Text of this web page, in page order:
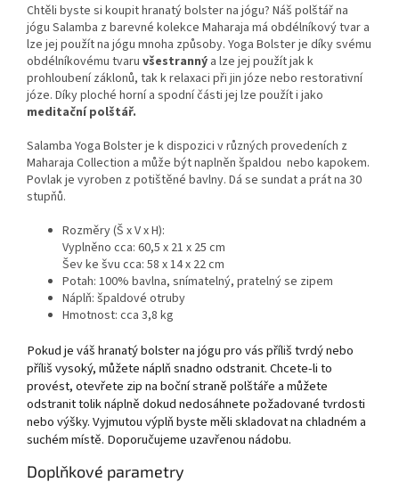
Chtěli byste si koupit hranatý bolster na jógu? Náš polštář na
jógu Salamba z barevné kolekce Maharaja má obdélníkový tvar a
lze jej použít na jógu mnoha způsoby. Yoga Bolster je díky svému
obdélníkovému tvaru všestranný a lze jej použít jak k
prohloubení záklonů, tak k relaxaci při jin józe nebo restorativní
józe. Díky ploché horní a spodní části jej lze použít i jako
meditační polštář.
Salamba Yoga Bolster je k dispozici v různých provedeních z
Maharaja Collection a může být naplněn špaldou nebo kapokem.
Povlak je vyroben z potištěné bavlny. Dá se sundat a prát na 30
stupňů.
Rozměry (Š x V x H):
Vyplněno cca: 60,5 x 21 x 25 cm
Šev ke švu cca: 58 x 14 x 22 cm
Potah: 100% bavlna, snímatelný, pratelný se zipem
Náplň: špaldové otruby
Hmotnost: cca 3,8 kg
Pokud je váš hranatý bolster na jógu pro vás příliš tvrdý nebo
příliš vysoký, můžete náplň snadno odstranit. Chcete-li to
provést, otevřete zip na boční straně polštáře a můžete
odstranit tolik náplně dokud nedosáhnete požadované tvrdosti
nebo výšky. Vyjmutou výplň byste měli skladovat na chladném a
suchém místě. Doporučujeme uzavřenou nádobu.
Doplňkové parametry